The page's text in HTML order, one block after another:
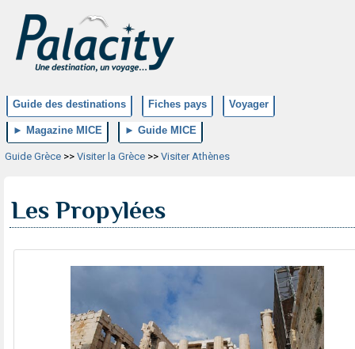
Guide des destinations Fiches pays Voyager
► Magazine MICE ► Guide MICE
Guide Grèce >> Visiter la Grèce >> Visiter Athènes
Les Propylées